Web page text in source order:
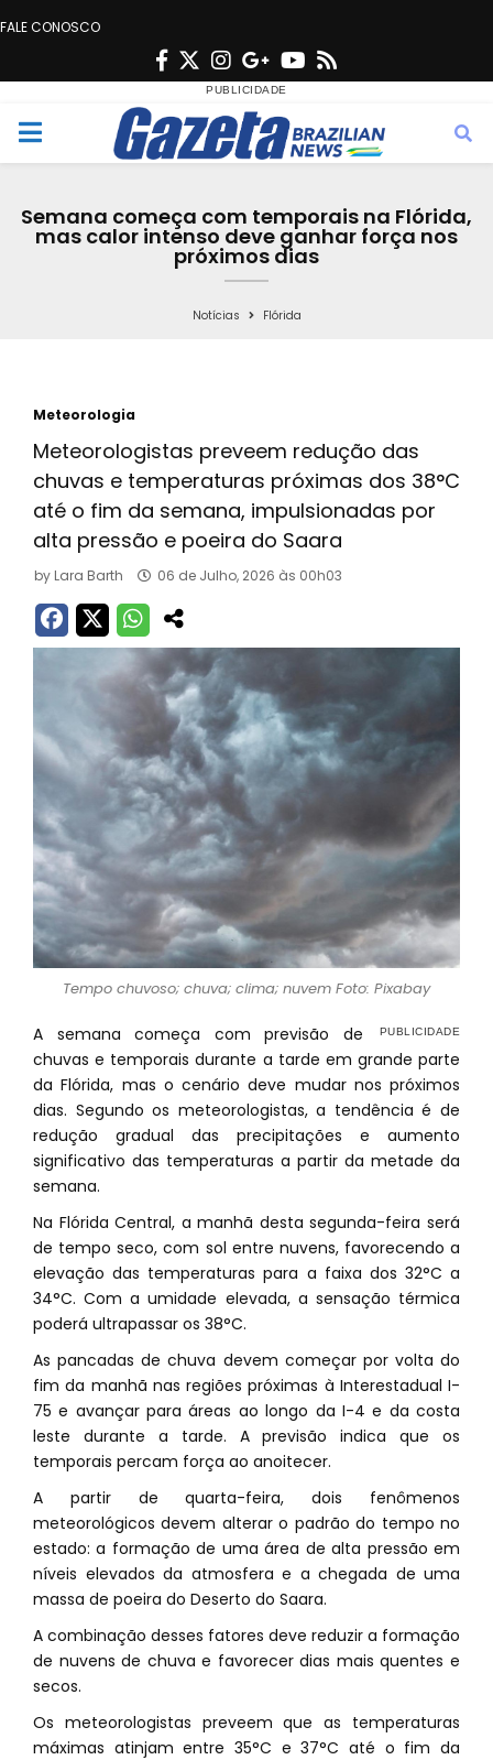
FALE CONOSCO
F
c
e
o
o
T
w
i
t
e
r
n
s
t
g
r
a
m
G
o
o
g
e
Y
u
t
b
e
s
M
Semana começa com temporais na Flórida,
mas calor intenso deve ganhar força nos
próximos dias
Notícias Flórida
Meteorologia
Meteorologistas preveem redução das
chuvas e temperaturas próximas dos 38°C
até o fim da semana, impulsionadas por
alta pressão e poeira do Saara
by Lara Barth 06 de Julho, 2026 às 00h03
Tempo chuvoso; chuva; clima; nuvem Foto: Pixabay
A semana começa com previsão de
chuvas e temporais durante a tarde em grande parte
da Flórida, mas o cenário deve mudar nos próximos
dias. Segundo os meteorologistas, a tendência é de
redução gradual das precipitações e aumento
significativo das temperaturas a partir da metade da
semana.
Na Flórida Central, a manhã desta segunda-feira será
de tempo seco, com sol entre nuvens, favorecendo a
elevação das temperaturas para a faixa dos 32°C a
34°C. Com a umidade elevada, a sensação térmica
poderá ultrapassar os 38°C.
As pancadas de chuva devem começar por volta do
fim da manhã nas regiões próximas à Interestadual I-
75 e avançar para áreas ao longo da I-4 e da costa
leste durante a tarde. A previsão indica que os
temporais percam força ao anoitecer.
A partir de quarta-feira, dois fenômenos
meteorológicos devem alterar o padrão do tempo no
estado: a formação de uma área de alta pressão em
níveis elevados da atmosfera e a chegada de uma
massa de poeira do Deserto do Saara.
A combinação desses fatores deve reduzir a formação
de nuvens de chuva e favorecer dias mais quentes e
secos.
Os meteorologistas preveem que as temperaturas
máximas atinjam entre 35°C e 37°C até o fim da